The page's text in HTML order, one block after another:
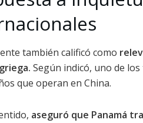
también calificó como
Según indicó, uno de
que operan en China.
aseguró que Panamá